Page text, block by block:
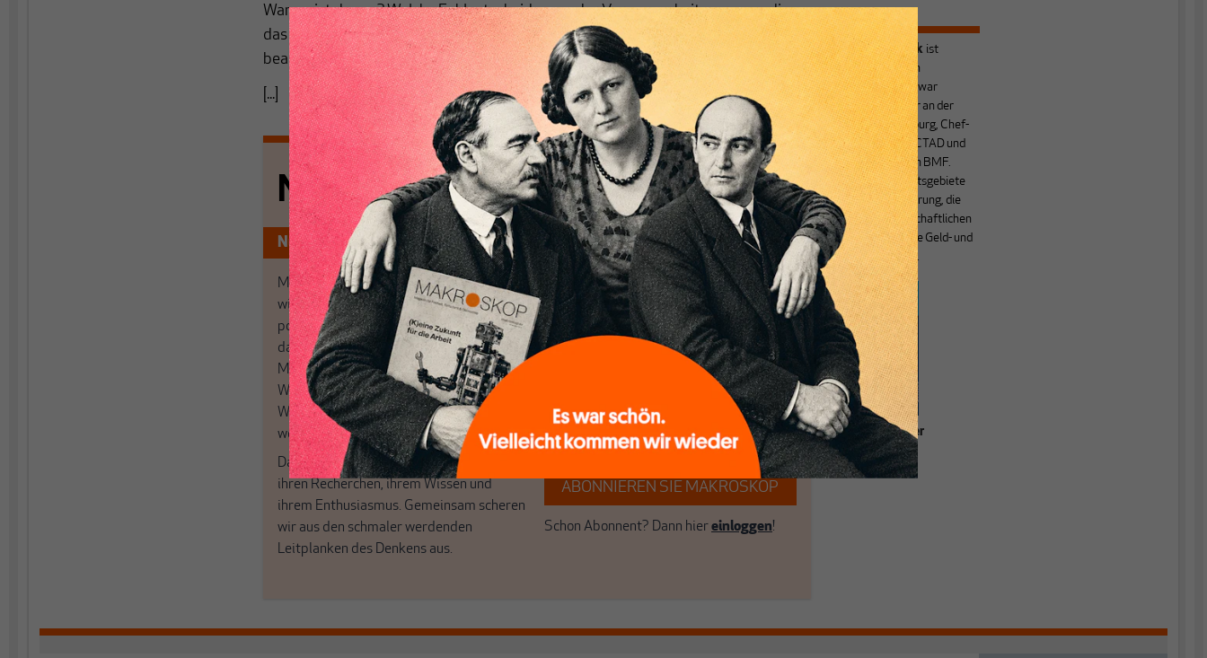
Warum ist das so? Welche Fehlentscheidungen der Vergangenheit waren es, die
das heutige Dilemma erklären? Diese Fragen wollen wir im zweiten Teil zu
beantworten versuchen.
[...]
Nichts schreibt sich von allein!
Nur für Abonnenten
MAKROSKOP analysiert
wirtschaftspolitische Themen aus einer
postkeynesianischen Perspektive und ist
damit in Deutschland einzigartig.
MAKROSKOP steht für das große Ganze.
Wir haben einen Blick auf Geld,
Wirtschaft und Politik, den Sie so
woanders nicht finden.
Dabei leben wir von unseren Autoren,
ihren Recherchen, ihrem Wissen und
ihrem Enthusiasmus. Gemeinsam scheren
wir aus den schmaler werdenden
Leitplanken des Denkens aus.
Wir verlassen die journalistische
Filterblase, in der sich viele eingerichtet
haben. Wir öffnen Fenster und bringen
frische Luft in die engen und verstaubten
Brauchen Sie auch frische Luft? Dann
folgen Sie einfach dem Button.
ABONNIEREN SIE MAKROSKOP
Schon Abonnent? Dann hiereinloggen!
Heiner Flassbeck ist
Mitbegründer von
MAKROSKOP.Er war
Honorarprofessor an der
Universität Hamburg, Chef-
Volkswirt der UNCTAD und
Staatssekretär im BMF.
Seine Hauptarbeitsgebiete
sind die Globalisierung, die
Theorie der wirtschaftlichen
Entwicklung sowie Geld- und
Währungstheorie.
Grundlagen einer
relevanten
Ökonomik